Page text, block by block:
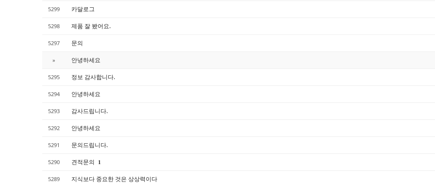
5299 카달로그
5298 제품 잘 봤어요.
5297 문의
» 안녕하세요
5295 정보 감사합니다.
5294 안녕하세요
5293 감사드립니다.
5292 안녕하세요
5291 문의드립니다.
5290 견적문의 1
5289 지식보다 중요한 것은 상상력이다